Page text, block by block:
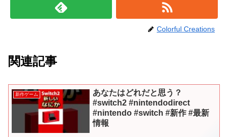
Colorful Creations
関連記事
新作ゲーム
あなたはどれだと思う？
#switch2 #nintendodirect
#nintendo #switch #新作 #最新
情報